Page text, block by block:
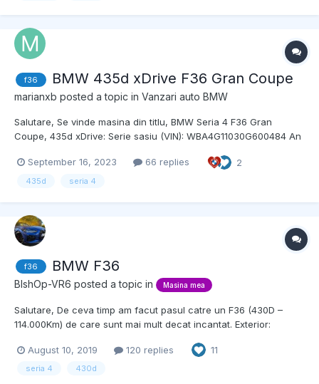
f36 BMW 435d xDrive F36 Gran Coupe
marianxb posted a topic in Vanzari auto BMW
Salutare, Se vinde masina din titlu, BMW Seria 4 F36 Gran
Coupe, 435d xDrive: Serie sasiu (VIN): WBA4G11030G600484 An
Combustibil: Diesel Caroserie: Berlina Rulaj: 151 300 km Culoare...
September 16, 2023 66 replies 2
435d seria 4
f36 BMW F36
BlshOp-VR6 posted a topic in Masina mea
Salutare, De ceva timp am facut pasul catre un F36 (430D –
114.000Km) de care sunt mai mult decat incantat. Exterior:
Sport, Dakota Red, plafon negru Editions And Packages P337A M
Sports Package S710A M Leather Steering Wheel S715A M...
August 10, 2019 120 replies 11
seria 4 430d